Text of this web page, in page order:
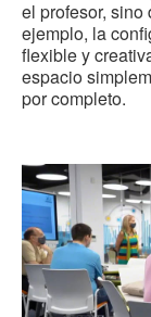
el profesor,
ejemplo, la
flexible y
espacio
por completo.